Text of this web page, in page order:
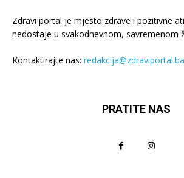
Zdravi portal je mjesto zdrave i pozitivne
nedostaje u svakodnevnom, savremenom
Kontaktirajte nas: redakcija@zdraviportal.ba
PRATITE NAS